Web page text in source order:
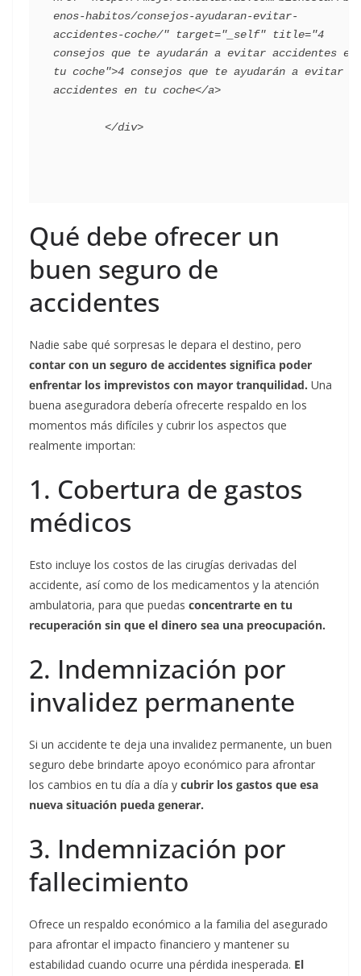
enos-habitos/consejos-ayudaran-evitar-
accidentes-coche/" target="_self" title="4
consejos que te ayudarán a evitar accidentes en
tu coche">4 consejos que te ayudarán a evitar
accidentes en tu coche</a>
Qué debe ofrecer un
buen seguro de
accidentes
Nadie sabe qué sorpresas le depara el destino, pero
contar con un seguro de accidentes significa poder
enfrentar los imprevistos con mayor tranquilidad. Una
buena aseguradora debería ofrecerte respaldo en los
momentos más difíciles y cubrir los aspectos que
realmente importan:
1. Cobertura de gastos
médicos
Esto incluye los costos de las cirugías derivadas del
accidente, así como de los medicamentos y la atención
ambulatoria, para que puedas concentrarte en tu
recuperación sin que el dinero sea una preocupación.
2. Indemnización por
invalidez permanente
Si un accidente te deja una invalidez permanente, un buen
seguro debe brindarte apoyo económico para afrontar
los cambios en tu día a día y cubrir los gastos que esa
nueva situación pueda generar.
3. Indemnización por
fallecimiento
Ofrece un respaldo económico a la familia del asegurado
para afrontar el impacto financiero y mantener su
estabilidad cuando ocurre una pérdida inesperada. El